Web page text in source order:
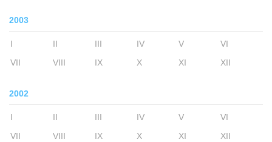
2003
I II III IV V
VI
VII
VIII IX X XI XII
2002
I II III IV V
VI
VII
VIII IX X XI XII